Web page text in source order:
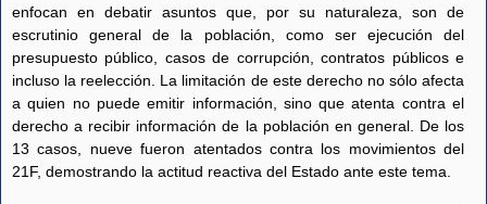
enfocan en debatir asuntos que, por su naturaleza, son de
escrutinio general de la población, como ser ejecución del
presupuesto público, casos de corrupción, contratos públicos e
incluso la reelección. La limitación de este derecho no sólo afecta
a quien no puede emitir información, sino que atenta contra el
derecho a recibir información de la población en general. De los
13 casos, nueve fueron atentados contra los movimientos del
21F, demostrando la actitud reactiva del Estado ante este tema.